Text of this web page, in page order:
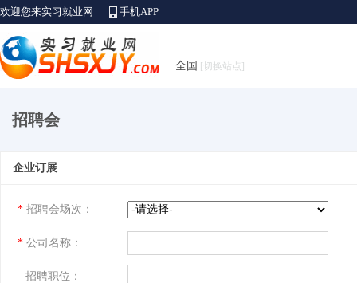
欢迎您来实习就业网 手机APP
全国 [切换站点]
招聘会
企业订展
* 招聘会场次：
* 公司名称：
招聘职位：